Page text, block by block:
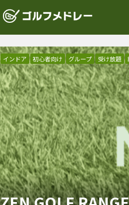
インドア 初心者向け グループ 受け放題